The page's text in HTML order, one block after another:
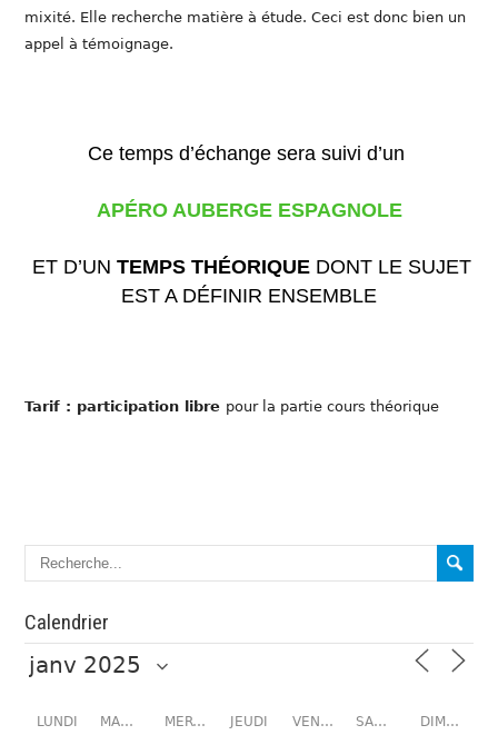
mixité. Elle recherche matière à étude. Ceci est donc bien un
appel à témoignage.
Ce temps d’échange sera suivi d’un
APÉRO AUBERGE ESPAGNOLE
ET D’UN TEMPS THÉORIQUE DONT LE SUJET
EST A DÉFINIR ENSEMBLE
Tarif : participation libre pour la partie cours théorique
Calendrier
LUNDI MARDI MERCREDI JEUDI VENDREDI SAMEDI DIMANCHE